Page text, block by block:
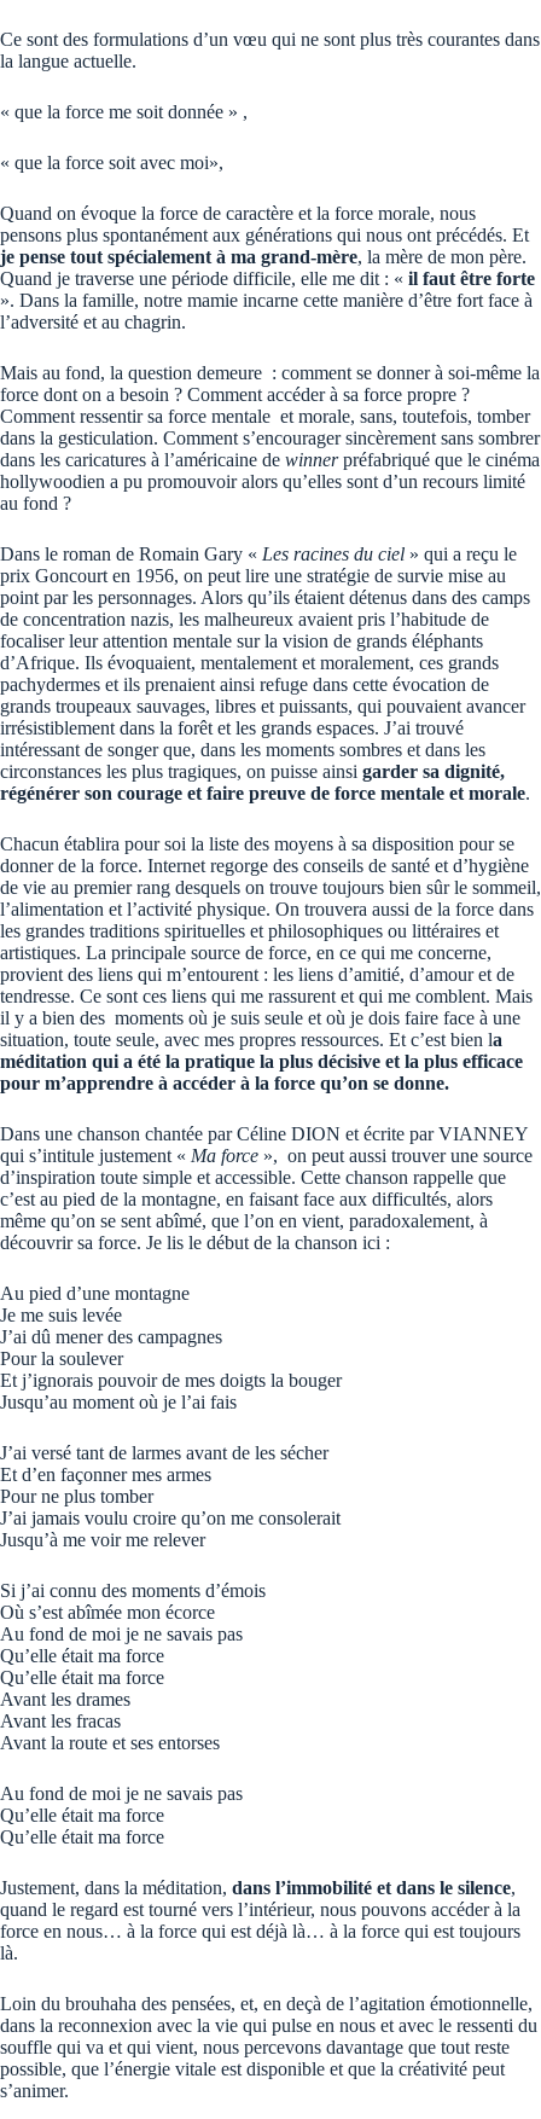
Ce sont des formulations d’un vœu qui ne sont plus très courantes dans
la langue actuelle.
« que la force me soit donnée » ,
« que la force soit avec moi»,
Quand on évoque la force de caractère et la force morale, nous
pensons plus spontanément aux générations qui nous ont précédés. Et
je pense tout spécialement à ma grand-mère, la mère de mon père.
Quand je traverse une période difficile, elle me dit : « il faut être forte
». Dans la famille, notre mamie incarne cette manière d’être fort face à
l’adversité et au chagrin.
Mais au fond, la question demeure : comment se donner à soi-même la
force dont on a besoin ? Comment accéder à sa force propre ?
Comment ressentir sa force mentale et morale, sans, toutefois, tomber
dans la gesticulation. Comment s’encourager sincèrement sans sombrer
dans les caricatures à l’américaine de winnerpréfabriqué que le cinéma
hollywoodien a pu promouvoir alors qu’elles sont d’un recours limité
au fond ?
Dans le roman de Romain Gary « Les racines du ciel » qui a reçu le
prix Goncourt en 1956, on peut lire une stratégie de survie mise au
point par les personnages. Alors qu’ils étaient détenus dans des camps
de concentration nazis, les malheureux avaient pris l’habitude de
focaliser leur attention mentale sur la vision de grands éléphants
d’Afrique. Ils évoquaient, mentalement et moralement, ces grands
pachydermes et ils prenaient ainsi refuge dans cette évocation de
grands troupeaux sauvages, libres et puissants, qui pouvaient avancer
irrésistiblement dans la forêt et les grands espaces. J’ai trouvé
intéressant de songer que, dans les moments sombres et dans les
circonstances les plus tragiques, on puisse ainsi garder sa dignité,
régénérer son courage et faire preuve de force mentale et morale.
Chacun établira pour soi la liste des moyens à sa disposition pour se
donner de la force. Internet regorge des conseils de santé et d’hygiène
de vie au premier rang desquels on trouve toujours bien sûr le sommeil,
l’alimentation et l’activité physique. On trouvera aussi de la force dans
les grandes traditions spirituelles et philosophiques ou littéraires et
artistiques. La principale source de force, en ce qui me concerne,
provient des liens qui m’entourent : les liens d’amitié, d’amour et de
tendresse. Ce sont ces liens qui me rassurent et qui me comblent. Mais
il y a bien des moments où je suis seule et où je dois faire face à une
situation, toute seule, avec mes propres ressources. Et c’est bien la
méditation qui a été la pratique la plus décisive et la plus efficace
pour m’apprendre à accéder à la force qu’on se donne.
Dans une chanson chantée par Céline DION et écrite par VIANNEY
qui s’intitule justement « Ma force », on peut aussi trouver une source
d’inspiration toute simple et accessible. Cette chanson rappelle que
c’est au pied de la montagne, en faisant face aux difficultés, alors
même qu’on se sent abîmé, que l’on en vient, paradoxalement, à
découvrir sa force. Je lis le début de la chanson ici :
Au pied d’une montagne
Je me suis levée
J’ai dû mener des campagnes
Pour la soulever
Et j’ignorais pouvoir de mes doigts la bouger
Jusqu’au moment où je l’ai fais
J’ai versé tant de larmes avant de les sécher
Et d’en façonner mes armes
Pour ne plus tomber
J’ai jamais voulu croire qu’on me consolerait
Jusqu’à me voir me relever
Si j’ai connu des moments d’émois
Où s’est abîmée mon écorce
Au fond de moi je ne savais pas
Qu’elle était ma force
Qu’elle était ma force
Avant les drames
Avant les fracas
Avant la route et ses entorses
Au fond de moi je ne savais pas
Qu’elle était ma force
Qu’elle était ma force
Justement, dans la méditation, dans l’immobilité et dans le silence,
quand le regard est tourné vers l’intérieur, nous pouvons accéder à la
force en nous… à la force qui est déjà là… à la force qui est toujours
là.
Loin du brouhaha des pensées, et, en deçà de l’agitation émotionnelle,
dans la reconnexion avec la vie qui pulse en nous et avec le ressenti du
souffle qui va et qui vient, nous percevons davantage que tout reste
possible, que l’énergie vitale est disponible et que la créativité peut
s’animer.